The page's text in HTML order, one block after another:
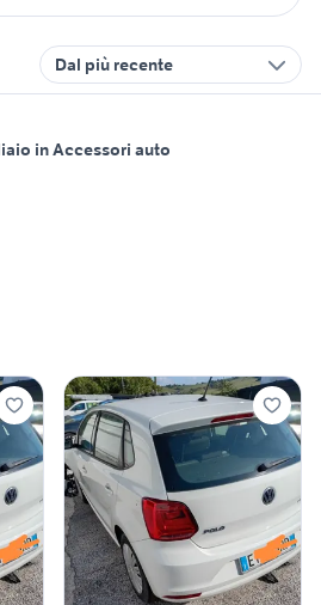
Dal più recente
in Accessori auto